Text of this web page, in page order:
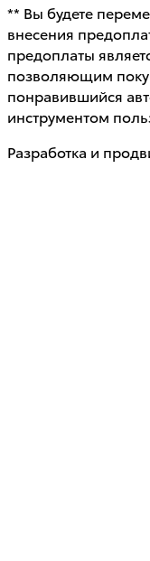
** Вы будете
внесения
предоплаты
позволяющим
понравившийся
инструментом
Разработка и